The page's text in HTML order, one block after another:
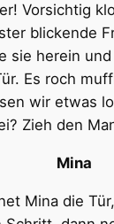
Vorsichtig
blickende
sie herein
Es roch
wir etwas
Zieh den
Mina
Mina die